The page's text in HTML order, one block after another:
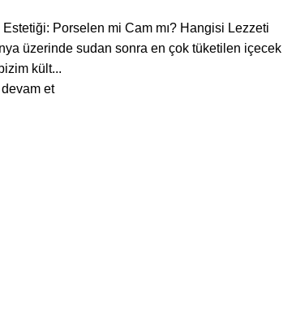
Porselen mi Cam mı? Hangisi Lezzeti
üzerinde sudan sonra en çok tüketilen içecek
kült...
et